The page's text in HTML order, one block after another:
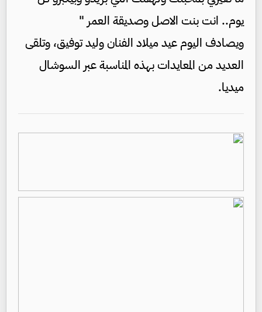
يوم.. انت بنت الاصل وصديقة العمر "
ويصادف اليوم عيد ميلاد الفنان وليد توفيق، وتلقى
العديد من المعايدات بهذه المناسبة عبر السوشال
ميديا.